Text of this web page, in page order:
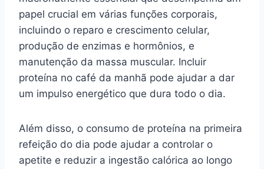
papel crucial em várias funções corporais,
incluindo o reparo e crescimento celular,
produção de enzimas e hormônios, e
manutenção da massa muscular. Incluir
proteína no café da manhã pode ajudar a dar
um impulso energético que dura todo o dia.
Além disso, o consumo de proteína na primeira
refeição do dia pode ajudar a controlar o
apetite e reduzir a ingestão calórica ao longo